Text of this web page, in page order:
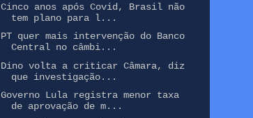
Cinco anos após Covid, Brasil não
tem plano para l...
PT quer mais intervenção do Banco
Central no câmbi...
Dino volta a criticar Câmara, diz
que investigação...
Governo Lula registra menor taxa
de aprovação de m...